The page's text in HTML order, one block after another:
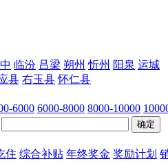
临汾 吕梁 朔州 忻州 阳泉 运城
县 右玉县 怀仁县
6000 6000-8000 8000-10000
住 综合补贴 年终奖金 奖励计划